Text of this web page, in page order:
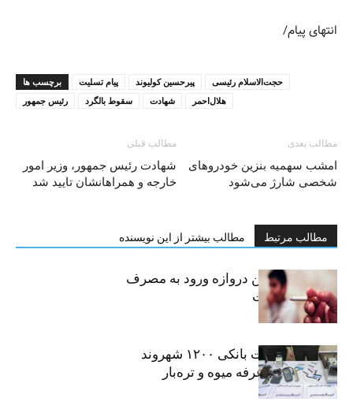
انتهای پیام/
برچسب ها پیام تسلیت پیرحسین کولیوند
حجت‌الاسلام رئیسی
رئیس جمهور
سقوط بالگرد شهادت هلال‌احمر
مطالب قبلی
شهادت رئیس جمهور، وزير امور
خارجه و همراهانشان تایید شد
مطالب بعدی
امشب سهمیه بنزین خودروهای
شخصی شارژ می‌شود
مطالب مرتبط مطالب بیشتر از این نویسنده
سیگار، مهمترین دروازه ورود به مصرف
موادمخدر است
افشای اطلاعات بانکی ۱۲۰۰ شهروند
تهرانی در یک غرفه میوه و تره‌بار